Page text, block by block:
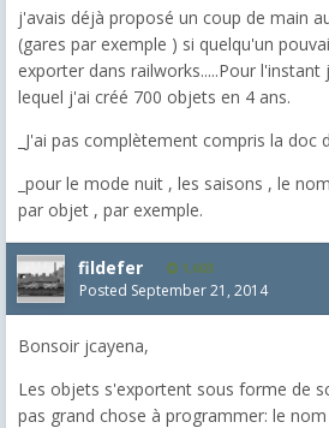
j'avais déjà proposé un coup de main
(gares par exemple ) si quelqu'un
exporter dans railworks.....Pour
lequel j'ai créé 700 objets en 4 ans.
_J'ai pas complètement compris la doc
_pour le mode nuit , les saisons , le
par objet , par exemple.
fildefer 1,603
Posted September 21, 2014
Bonsoir jcayena,
Les objets s'exportent sous forme de
pas grand chose à programmer: le